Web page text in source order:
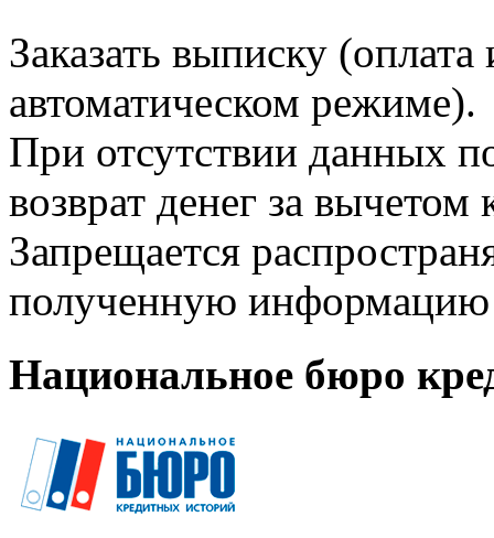
Заказать выписку
автоматическом режиме).
При отсутствии данных
возврат денег за
Запрещается
полученную информацию
Национальное бюро